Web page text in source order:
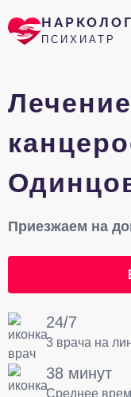
НАРКОЛОГ
ПСИХИАТР
Лечение
Приезжаем на
24/7
3 врача на
38 минут
Среднее